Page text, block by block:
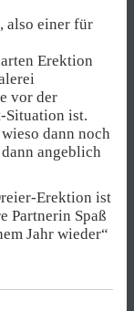
also einer für
Erektion
vor der
Situation ist.
dann noch
angeblich
Erektion ist
Partnerin Spaß
Jahr wieder“